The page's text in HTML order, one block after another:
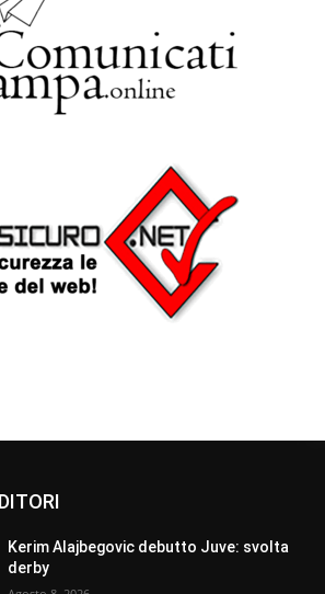
Kerim Alajbegovic debutto Juve: svolta
derby